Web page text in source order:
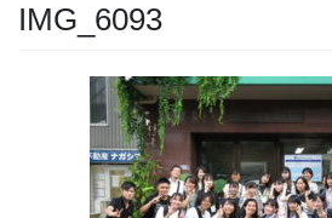
お問い合わ
資料請求
IMG_6093